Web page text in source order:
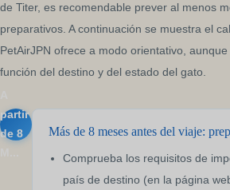
de Titer, es recomendable prever al menos
preparativos. A continuación se muestra el
PetAirJPN ofrece a modo orientativo,
función del destino y del estado del gato.
partir
de 8
Más de 8 meses antes del viaje:
Comprueba los requisitos de
país de destino (en la página